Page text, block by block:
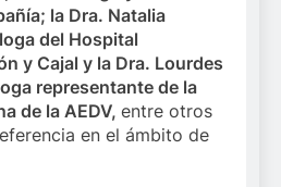
la Dra. Natalia
del Hospital
y Cajal y la Dra. Lourdes
representante de la
de la AEDV, entre otros
en el ámbito de